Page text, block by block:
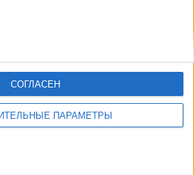
ПАРАМЕТРЫ
СОГЛАСЕН